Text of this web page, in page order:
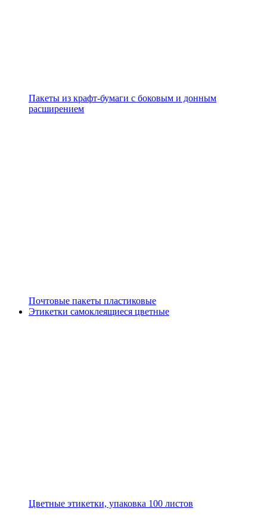
Пакеты из крафт-бумаги с боковым и донным
расширением
Почтовые пакеты пластиковые
Этикетки самоклеящиеся цветные
Цветные этикетки, упаковка 100 листов